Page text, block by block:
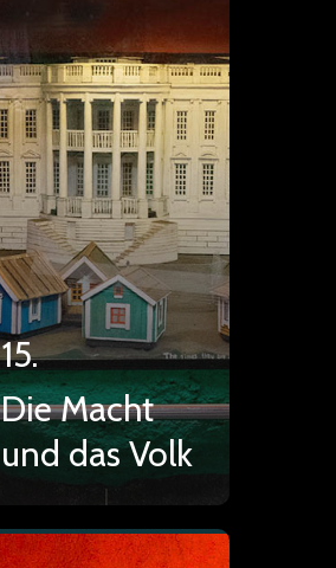
15.
Die Macht
und das Volk